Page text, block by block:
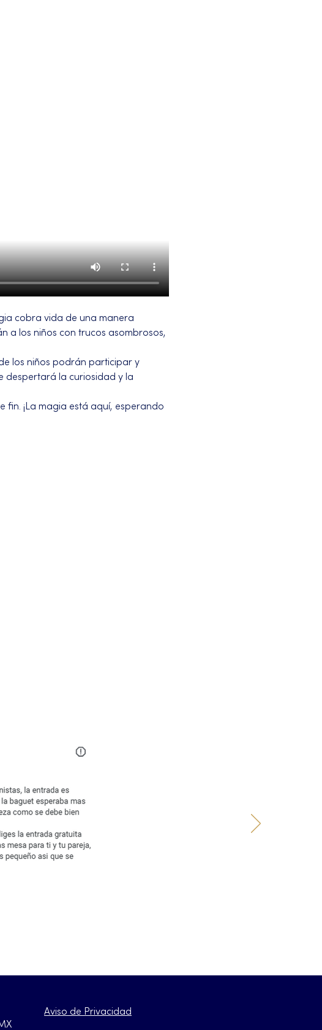
cobra vida de una manera
a los niños con trucos asombrosos,
los niños podrán participar y
despertará la curiosidad y la
¡La magia está aquí, esperando
Aviso de Privacidad